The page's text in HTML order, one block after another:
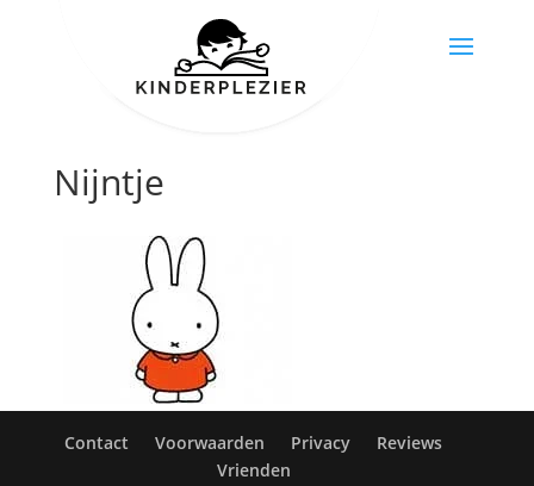
Nijntje
Contact Voorwaarden Privacy
Reviews
Vrienden